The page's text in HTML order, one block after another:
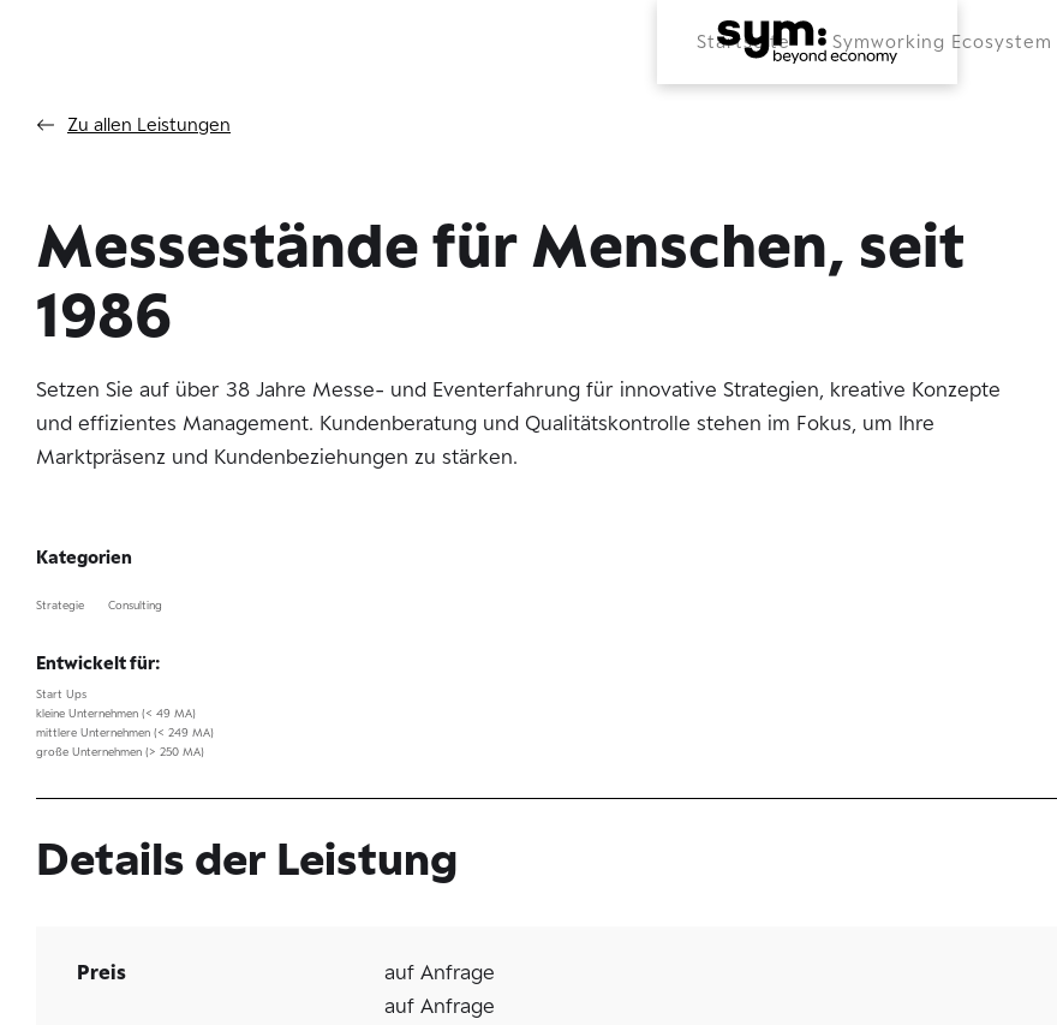
Startseite Symworking Ecosystem
Zu allen Leistungen
Messestände für Menschen, seit
1986
Setzen Sie auf über 38 Jahre Messe- und Eventerfahrung für innovative Strategien, kreative Konzepte
und effizientes Management. Kundenberatung und Qualitätskontrolle stehen im Fokus, um Ihre
Marktpräsenz und Kundenbeziehungen zu stärken.
Kategorien
Strategie Consulting
Entwickelt für:
Start Ups
kleine Unternehmen (< 49 MA)
mittlere Unternehmen (< 249 MA)
große Unternehmen (> 250 MA)
Details der Leistung
Preis
auf Anfrage
auf Anfrage